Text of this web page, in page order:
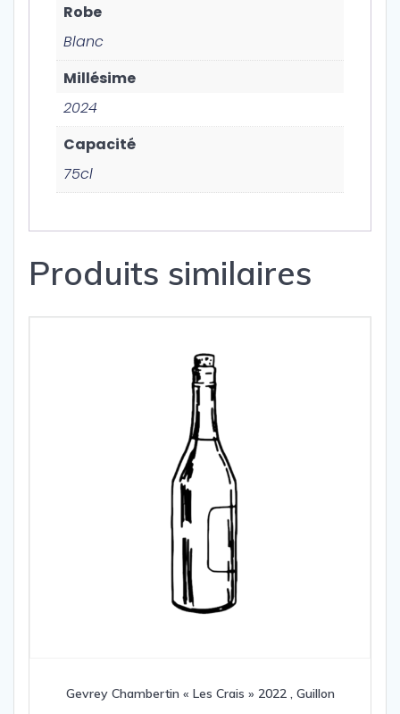
Robe
Blanc
Millésime
2024
Capacité
75cl
Produits similaires
Gevrey Chambertin « Les Crais » 2022 , Guillon